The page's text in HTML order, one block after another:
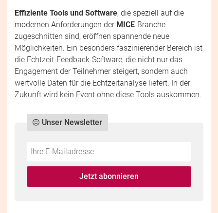
Effiziente Tools und Software, die speziell auf die
modernen Anforderungen der MICE-Branche
zugeschnitten sind, eröffnen spannende neue
Möglichkeiten. Ein besonders faszinierender Bereich ist
die Echtzeit-Feedback-Software, die nicht nur das
Engagement der Teilnehmer steigert, sondern auch
wertvolle Daten für die Echtzeitanalyse liefert. In der
Zukunft wird kein Event ohne diese Tools auskommen.
Do
fill
Unser Newsletter
*Ihre
Mailadresse:
Jetzt abonnieren